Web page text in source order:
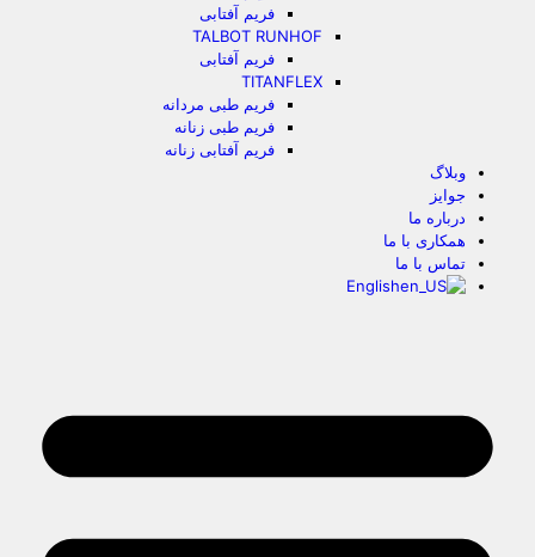
فریم آفتابی
TALBOT RUNHOF
فریم آفتابی
TITANFLEX
فریم طبی مردانه
فریم طبی زنانه
فریم آفتابی زنانه
وبلاگ
جوایز
درباره ما
همکاری با ما
تماس با ما
English